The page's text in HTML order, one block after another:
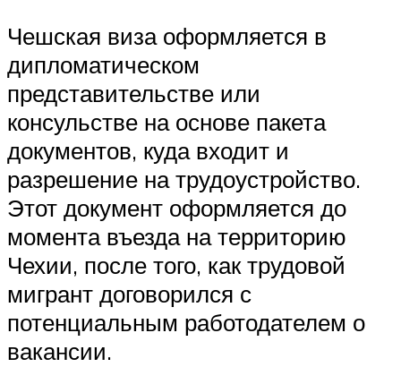
Чешская виза оформляется в
дипломатическом
представительстве или
консульстве на основе пакета
документов, куда входит и
разрешение на трудоустройство.
Этот документ оформляется до
момента въезда на территорию
Чехии, после того, как трудовой
мигрант договорился с
потенциальным работодателем о
вакансии.